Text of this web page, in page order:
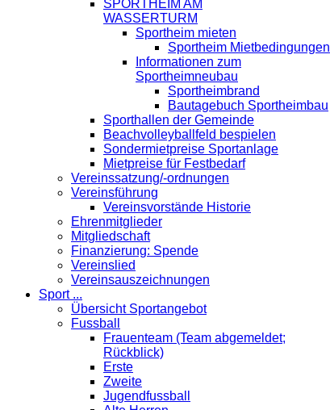
SPORTHEIM AM
WASSERTURM
Sportheim mieten
Sportheim Mietbedingungen
Informationen zum
Sportheimneubau
Sportheimbrand
Bautagebuch Sportheimbau
Sporthallen der Gemeinde
Beachvolleyballfeld bespielen
Sondermietpreise Sportanlage
Mietpreise für Festbedarf
Vereinssatzung/-ordnungen
Vereinsführung
Vereinsvorstände Historie
Ehrenmitglieder
Mitgliedschaft
Finanzierung: Spende
Vereinslied
Vereinsauszeichnungen
Sport ...
Übersicht Sportangebot
Fussball
Frauenteam (Team abgemeldet;
Rückblick)
Erste
Zweite
Jugendfussball